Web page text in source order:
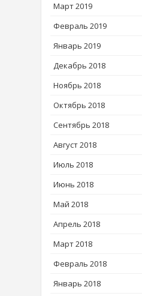
Март 2019
Февраль 2019
Январь 2019
Декабрь 2018
Ноябрь 2018
Октябрь 2018
Сентябрь 2018
Август 2018
Июль 2018
Июнь 2018
Май 2018
Апрель 2018
Март 2018
Февраль 2018
Январь 2018